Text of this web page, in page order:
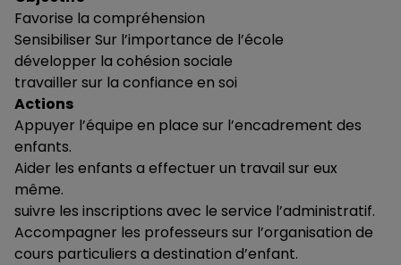
Favorise la compréhension
Sensibiliser Sur l’importance de l’école
développer la cohésion sociale
travailler sur la confiance en soi
Actions
Appuyer l’équipe en place sur l’encadrement des
enfants.
Aider les enfants a effectuer un travail sur eux
même.
suivre les inscriptions avec le service l’administratif.
Accompagner les professeurs sur l’organisation de
cours particuliers a destination d’enfant.